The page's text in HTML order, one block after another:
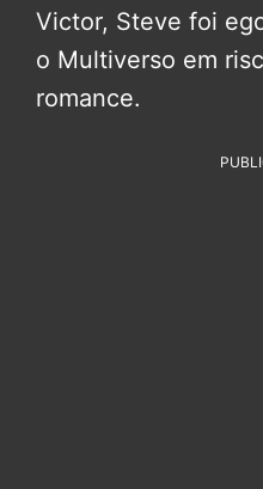
Victor, Steve foi
o Multiverso em
romance.